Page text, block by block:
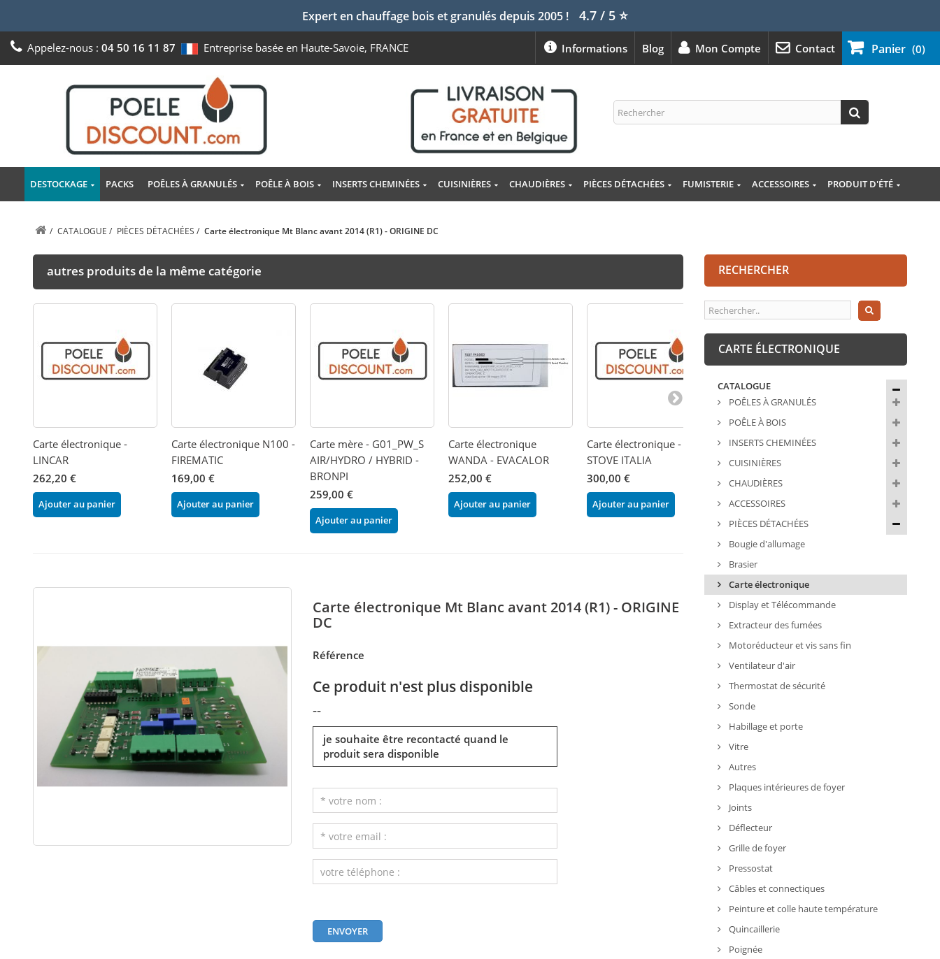
Expert en chauffage bois et granulés depuis 2005 ! 4.7 / 5⭐
Panier (0)
Appelez-nous : 04 50 16 11 87 Entreprise basée en Haute-Savoie, FRANCE Contact
Mon Compte
Blog
Informations
DESTOCKAGE PACKS POÊLES À GRANULÉS POÊLE À BOIS INSERTS CHEMINÉES CUISINIÈRES CHAUDIÈRES PIÈCES DÉTACHÉES FUMISTERIE ACCESSOIRES PRODUIT D'ÉTÉ
/ CATALOGUE / PIÈCES DÉTACHÉES / Carte électronique Mt Blanc avant 2014 (R1) - ORIGINE DC
autres produits de la même catégorie
Carte électronique -
LINCAR
262,20 €
Ajouter au panier
Carte électronique N100 -
FIREMATIC
169,00 €
Ajouter au panier
Carte mère - G01_PW_S
AIR/HYDRO / HYBRID -
BRONPI
259,00 €
Ajouter au panier
Carte électronique
WANDA - EVACALOR
252,00 €
Ajouter au panier
Carte électronique -
STOVE ITALIA
300,00 €
Ajouter au panier
Carte mère - STOVE
ITALIA
355,00 €
Ajouter au panier
Carte
chaudières
293,00 €
Ajouter au
Carte électronique Mt Blanc avant 2014 (R1) - ORIGINE
DC
Référence
Ce produit n'est plus disponible
--
je souhaite être recontacté quand le
produit sera disponible
RECHERCHER
CARTE ÉLECTRONIQUE
CATALOGUE
POÊLES À GRANULÉS
POÊLE À BOIS
INSERTS CHEMINÉES
CUISINIÈRES
CHAUDIÈRES
ACCESSOIRES
PIÈCES DÉTACHÉES
Bougie d'allumage
Brasier
Carte électronique
Display et Télécommande
Extracteur des fumées
Motoréducteur et vis sans fin
Ventilateur d'air
Thermostat de sécurité
Sonde
Habillage et porte
Vitre
Autres
Plaques intérieures de foyer
Joints
Déflecteur
Grille de foyer
Pressostat
Câbles et connectiques
Peinture et colle haute température
Quincaillerie
Poignée